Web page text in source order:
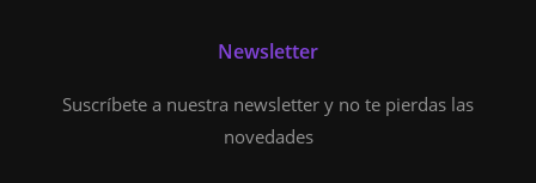
Newsletter
Suscríbete a nuestra newsletter y no te pierdas las
novedades